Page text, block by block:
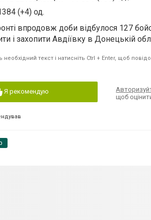
(+4) од.
впродовж доби відбулося 127
і захопити Авдіївку в Донецькій
необхідний текст і натисніть Ctrl + Enter, щоб
Я рекомендую
щоб